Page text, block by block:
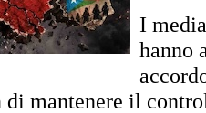
I
hanno
di mantenere il